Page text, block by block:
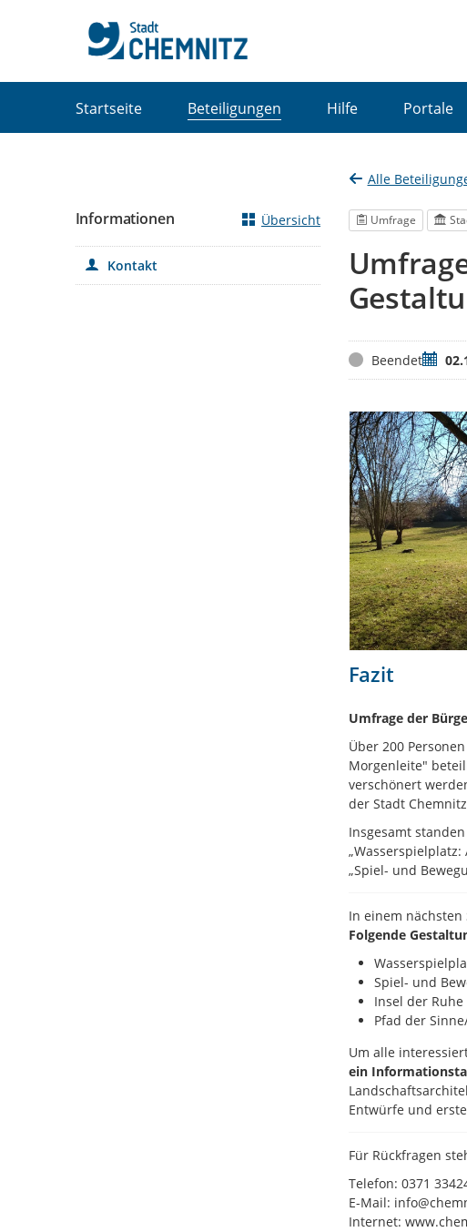
Startseite Beteiligungen Hilfe Portale
Alle
Umfrage
StatusBeendet
Fazit
Umfrage der
Über 200
Morgenleite"
verschönert
der Stadt
Insgesamt
„Spiel- und
In einem
Folgende
Spiel- und
Insel der Ruhe
Pfad der
Um alle
ein
Entwürfe und
Für Rückfragen
Telefon: 0371
E-Mail:
Internet:
Informationen Übersicht
Kontakt